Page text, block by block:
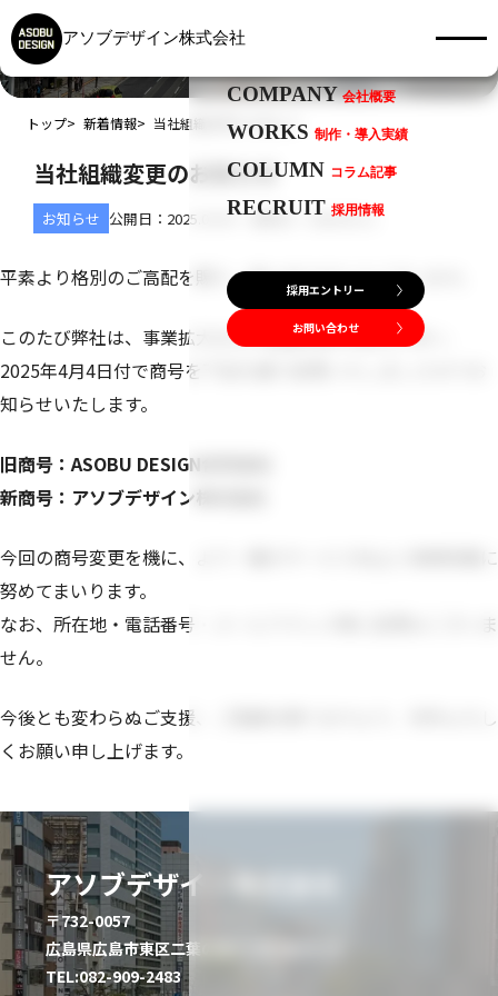
アソブデザイン株式会社
COMPANY 会社概要
WORKS 制作・導入実績
COLUMN コラム記事
RECRUIT 採用情報
採用エントリー
お問い合わせ
NEWS
トップ 新着情報 当社組織変更のお知らせ
当社組織変更のお知らせ
お知らせ 公開日：2025.04.04 更新日：2026.05.11
平素より格別のご高配を賜り、誠にありがとうございます。
このたび弊社は、事業拡大および組織体制の強化に伴い、
2025年4月4日付で商号を下記の通り変更いたしましたのでお
知らせいたします。
旧商号：ASOBU DESIGN合同会社
新商号：アソブデザイン株式会社
今回の商号変更を機に、より一層のサービス向上と事業発展に
努めてまいります。
なお、所在地・電話番号・メールアドレス等に変更はございま
せん。
今後とも変わらぬご支援、ご愛顧を賜りますよう、何卒よろし
くお願い申し上げます。
アソブデザイン株式会社
〒732-0057
広島県広島市東区二葉の里3丁目7番5号 3F
TEL:082-909-2483